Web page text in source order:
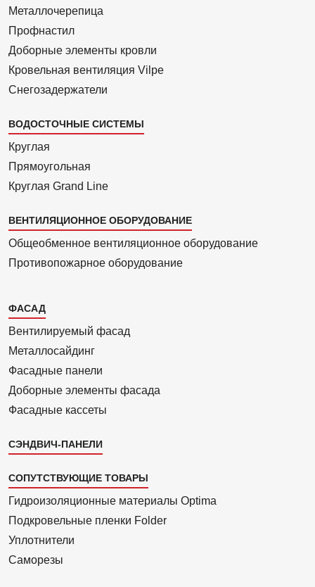
1
Металлочерепица
Профнастил
Доборные элементы кровли
Кровельная вентиляция Vilpe
Снегозадержатели
ВОДОСТОЧНЫЕ СИСТЕМЫ
Круглая
Прямоуголь­ная
Круглая Grand Line
ВЕНТИЛЯЦИОННОЕ ОБОРУДОВАНИЕ
Общеобменное вентиляционное оборудование
Противопожарное оборудование
Каталог
2
ФАСАД
Вентилиру­емый фасад
Металло­сайдинг
Фасадные панели
Доборные элементы фасада
Фасадные кассеты
СЭНДВИЧ-ПАНЕЛИ
СОПУТСТВУЮЩИЕ ТОВАРЫ
Гидроизоля­ционные материалы Optima
Подкровель­ные пленки Folder
Уплотнители
Саморезы